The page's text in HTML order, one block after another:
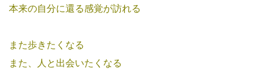
本来の自分に還る感覚が訪れる
また歩きたくなる
また、人と出会いたくなる